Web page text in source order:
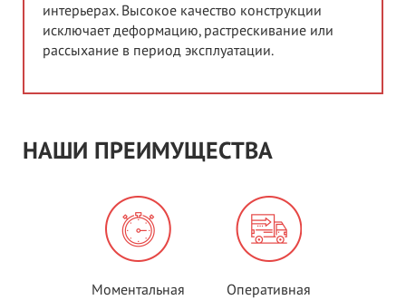
интерьерах. Высокое качество конструкции
исключает деформацию, растрескивание или
рассыхание в период эксплуатации.
НАШИ ПРЕИМУЩЕСТВА
Моментальная
Оперативная